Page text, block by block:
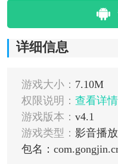
详细信息
游戏大小： 7.10M
权限说明： 查看详情
游戏版本： v4.1
游戏类型： 影音播放
包名：